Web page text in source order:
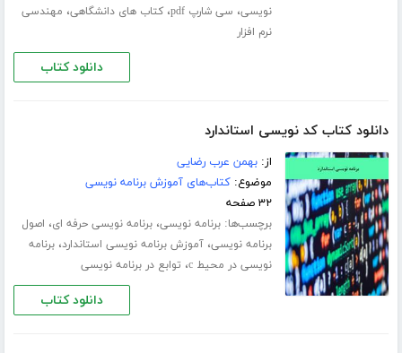
نویسی، سی شارپ pdf ،کتاب های دانشگاهی، مهندسی
نرم افزار
دانلود کتاب
دانلود کتاب کد نویسی استاندارد
از:بهمن عرب رضایی
موضوع:کتاب‌های آموزش برنامه نویسی
۳۲ صفحه
برچسب‌ها:برنامه نویسی،برنامه نویسی حرفه ای، اصول
برنامه نویسی،آموزش برنامه نویسی استاندارد،برنامه
نویسی در محیط c ، توابع در برنامه نویسی
دانلود کتاب